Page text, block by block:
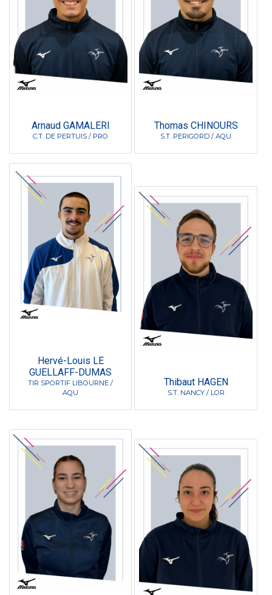
Arnaud GAMALERI
C.T. DE PERTUIS / PRO
Thomas CHINOURS
S.T. PERIGORD / AQU
Hervé-Louis LE
GUELLAFF-DUMAS
TIR SPORTIF LIBOURNE /
AQU
Thibaut HAGEN
S.T. NANCY / LOR